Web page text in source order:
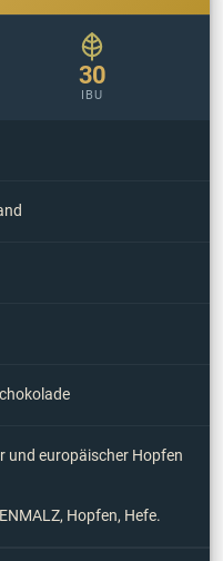
30
IBU
und europäischer Hopfen
Hopfen, Hefe.